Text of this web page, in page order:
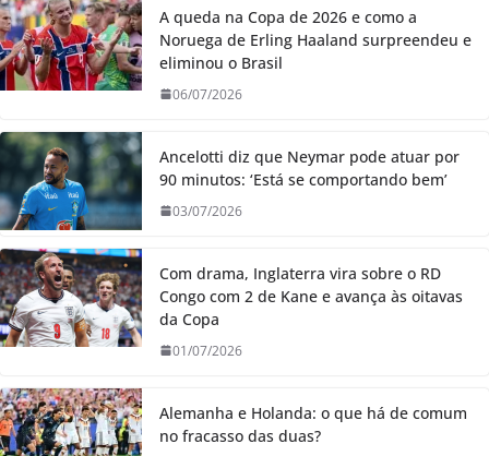
A queda na Copa de 2026 e como a
Noruega de Erling Haaland surpreendeu e
eliminou o Brasil
06/07/2026
Ancelotti diz que Neymar pode atuar por
90 minutos: ‘Está se comportando bem’
03/07/2026
Com drama, Inglaterra vira sobre o RD
Congo com 2 de Kane e avança às oitavas
da Copa
01/07/2026
Alemanha e Holanda: o que há de comum
no fracasso das duas?